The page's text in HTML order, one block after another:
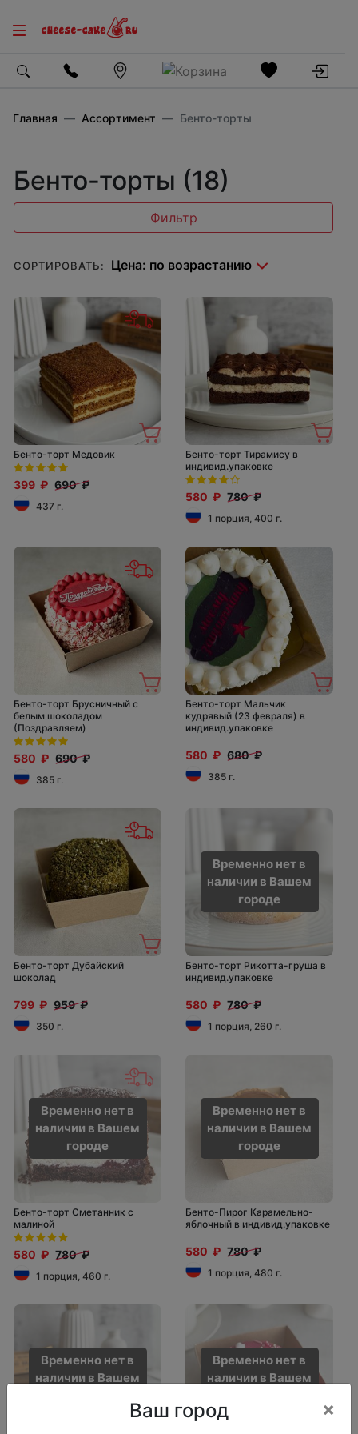
Ваш город ×
Главная Ассортимент Бенто-торты
Бенто-торты (18)
Фильтр
СОРТИРОВАТЬ:
Бенто-торт Медовик
399 ₽ 690 ₽
437 г.
Бенто-торт Тирамису в
индивид.упаковке
580 ₽ 780 ₽
1 порция, 400 г.
Бенто-торт Брусничный с
белым шоколадом
(Поздравляем)
580 ₽ 690 ₽
385 г.
Бенто-торт Мальчик
кудрявый (23 февраля) в
индивид.упаковке
580 ₽ 680 ₽
385 г.
Бенто-торт Дубайский
шоколад
799 ₽ 959 ₽
350 г.
Временно нет в
наличии в Вашем
городе
Бенто-торт Рикотта-груша в
индивид.упаковке
580 ₽ 780 ₽
1 порция, 260 г.
Временно нет в
наличии в Вашем
городе
Бенто-торт Сметанник с
малиной
580 ₽ 780 ₽
1 порция, 460 г.
Временно нет в
наличии в Вашем
городе
Бенто-Пирог Карамельно-
яблочный в индивид.упаковке
580 ₽ 780 ₽
1 порция, 480 г.
Временно нет в
наличии в Вашем
Временно нет в
наличии в Вашем